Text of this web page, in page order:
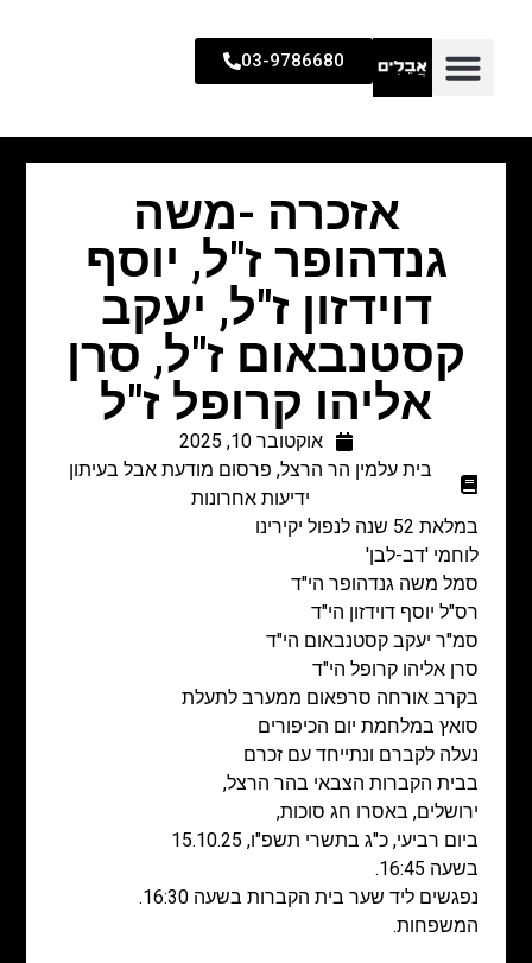
03-9786680
אזכרה -משה
גנדהופר ז"ל, יוסף
דוידזון ז"ל, יעקב
קסטנבאום ז"ל, סרן
אליהו קרופל ז"ל
אוקטובר 10, 2025
בית עלמין הר הרצל, פרסום מודעת אבל בעיתון
ידיעות אחרונות
במלאת 52 שנה לנפול יקירינו
לוחמי 'דב-לבן'
סמל משה גנדהופר הי"ד
רס"ל יוסף דוידזון הי"ד
סמ"ר יעקב קסטנבאום הי"ד
סרן אליהו קרופל הי"ד
בקרב אורחה סרפאום ממערב לתעלת
סואץ במלחמת יום הכיפורים
נעלה לקברם ונתייחד עם זכרם
בבית הקברות הצבאי בהר הרצל,
ירושלים, באסרו חג סוכות,
ביום רביעי, כ"ג בתשרי תשפ"ו, 15.10.25
בשעה 16:45.
נפגשים ליד שער בית הקברות בשעה 16:30.
המשפחות.